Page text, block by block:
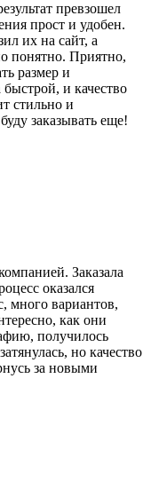
превзошел
прост и удобен.
их на сайт, а
понятно. Приятно,
размер и
и качество
стильно и
заказывать еще!
Заказала
оказался
много вариантов,
как они
получилось
но качество
за новыми